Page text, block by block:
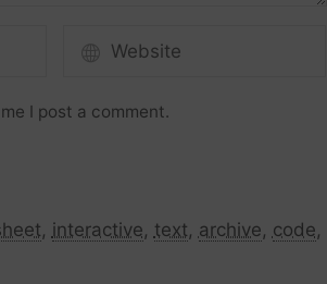
I post a comment.
, interactive, text, archive, code,